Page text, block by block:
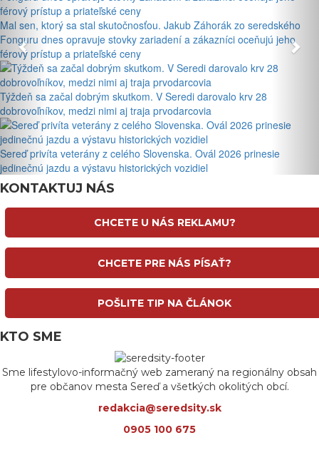
Mal sen, ktorý sa stal skutočnosťou. Jakub Záhorák zo seredského
Fonguru dnes opravuje stovky zariadení a zákazníci oceňujú jeho
férový prístup a priateľské ceny
Týždeň sa začal dobrým skutkom. V Seredi darovalo krv 28
dobrovoľníkov, medzi nimi aj traja prvodarcovia
Sereď privíta veterány z celého Slovenska. Ovál 2026 prinesie
jedinečnú jazdu a výstavu historických vozidiel
KONTAKTUJ NÁS
CHCETE U NÁS REKLAMU?
CHCETE PRE NÁS PÍSAŤ?
POŠLITE TIP NA ČLÁNOK
KTO SME
Sme lifestylovo-informačný web zameraný na regionálny obsah
pre občanov mesta Sereď a všetkých okolitých obcí.
redakcia@seredsity.sk
0905 100 675